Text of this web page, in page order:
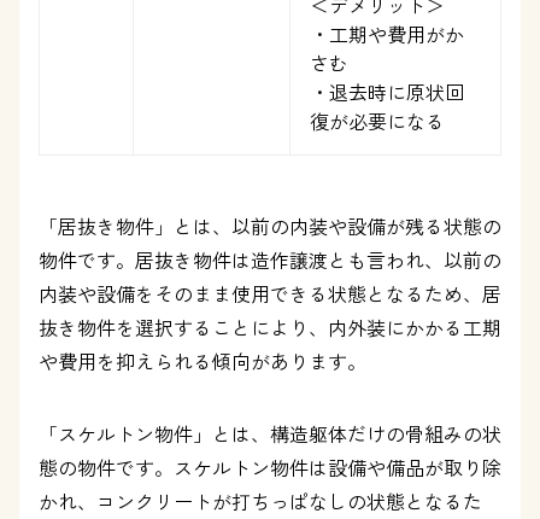
・工期や費用がか
さむ
・退去時に原状回
復が必要になる
「居抜き物件」とは、以前の内装や設備が残る状態の
物件です。居抜き物件は造作譲渡とも言われ、以前の
内装や設備をそのまま使用できる状態となるため、居
抜き物件を選択することにより、内外装にかかる工期
や費用を抑えられる傾向があります。
「スケルトン物件」とは、構造躯体だけの骨組みの状
態の物件です。スケルトン物件は設備や備品が取り除
かれ、コンクリートが打ちっぱなしの状態となるた